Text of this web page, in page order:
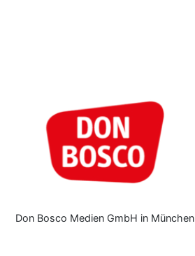
Don Bosco Medien GmbH in München